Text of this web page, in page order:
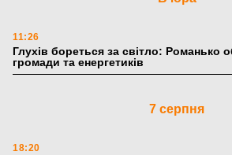
11:26
Глухів бореться за світло: Романько
громади та енергетиків
7 серпня
18:20